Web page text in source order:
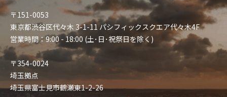
〒151-0053
東京都渋谷区代々木 3-1-11 パシフィックスクエア代々木4F
営業時間：9:00 - 18:00 (土･日･祝祭日を除く)
〒354-0024
埼玉拠点
埼玉県富士見市鶴瀬東1-2-26